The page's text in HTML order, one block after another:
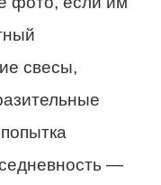
свесы,
—